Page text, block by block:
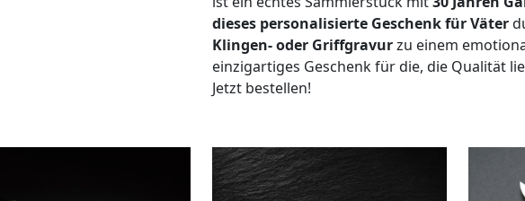
dieses personalisierte Geschenk für Väter
Klingen- oder Griffgravurzu einem
einzigartiges Geschenk für die, die Qualität
Jetzt bestellen!